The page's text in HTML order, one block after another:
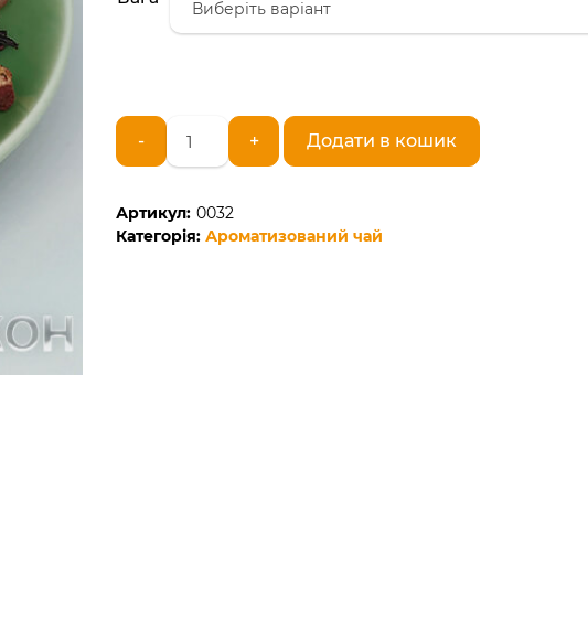
-
Фирменный
черный
чай
(Ассам)
+ Додати в кошик
Артикул: 0032
Категорія: Ароматизований чай